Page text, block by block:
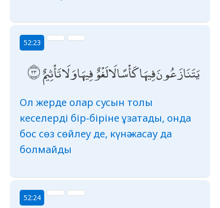
52:23
يَتَنَازَعُونَ فِيهَا كَأْسًا لَا لَغْوٌ فِيهَا وَلَا تَأْثِيمٌ
Ол жерде олар сусын толы
кеселерді бір-біріне ұзатады, онда
бос сөз сөйлеу де, күнә жасау да
болмайды
52:24